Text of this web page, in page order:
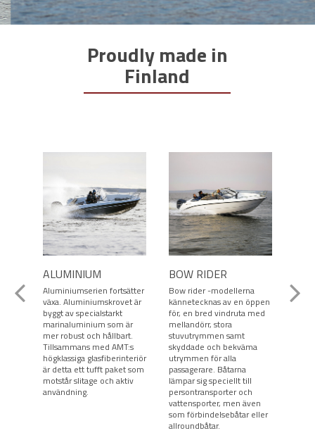
Proudly made in
Finland
ALUMINIUM
Aluminiumserien fortsätter
växa. Aluminiumskrovet är
byggt av specialstarkt
marinaluminium som är
mer robust och hållbart.
Tillsammans med AMT:s
högklassiga glasfiberinteriör
är detta ett tufft paket som
motstår slitage och aktiv
användning.
BOW RIDER
Bow rider -modellerna
kännetecknas av en öppen
för, en bred vindruta med
mellandörr, stora
stuvutrymmen samt
skyddade och bekväma
utrymmen för alla
passagerare. Båtarna
lämpar sig speciellt till
persontransporter och
vattensporter, men även
som förbindelsebåtar eller
allroundbåtar.